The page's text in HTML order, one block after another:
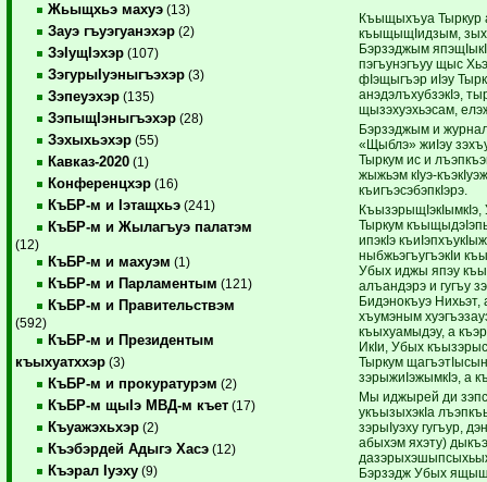
Жьыщхьэ махуэ (13)
Зауэ гъуэгуанэхэр (2)
ЗэIущIэхэр (107)
ЗэгурыIуэныгъэхэр (3)
Зэпеуэхэр (135)
ЗэпыщIэныгъэхэр (28)
Зэхыхьэхэр (55)
Кавказ-2020 (1)
Конференцхэр (16)
КъБР-м и Iэтащхьэ (241)
КъБР-м и Жылагъуэ палатэм
(12)
КъБР-м и махуэм (1)
КъБР-м и Парламентым (121)
КъБР-м и Правительствэм
(592)
КъБР-м и Президентым
къыхуатххэр (3)
КъБР-м и прокуратурэм (2)
КъБР-м щыIэ МВД-м къет (17)
Къуажэхьхэр (2)
Къэбэрдей Адыгэ Хасэ (12)
Къэрал Iуэху (9)
Къыщыхъуа Тыркур
къыщыщIидзым,
Бэрзэджым
пэгъунэгъуу щыс
фIэщыгъэр иIэу
анэдэлъхубзэкIэ,
щызэхуэхьэсам,
Бэрзэджым и
«Щыблэ» жиIэу
Тыркум ис и
жыжьэм кIуэ-
къигъэсэбэпкIэрэ.
КъызэрыщIэкIымкIэ,
Тыркум
ипэкIэ
ныбжьэгъугъэкIи
Убых иджы япэу
алъандэрэ и гугъу
Бидэнокъуэ
хъумэным
къыхуамыдэу, а
ИкIи, Убых
Тыркум
зэрыжиIэжымкIэ, а
Мы иджырей ди
укъызыхэкIа
зэрыIуэху гугъур,
абыхэм яхэту)
Бэрзэдж Убых